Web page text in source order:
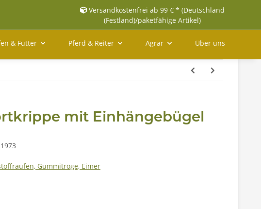
Versandkostenfrei ab 99 € * (Deutschland
(Festland)/paketfähige Artikel)
& Futter Pferd & Reiter Agrar Über uns
mit Einhängebügel
Gummitröge, Eimer